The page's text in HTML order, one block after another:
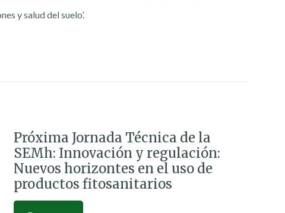
y salud del suelo’.
Próxima Jornada Técnica de la
SEMh: Innovación y regulación:
Nuevos horizontes en el uso de
productos fitosanitarios